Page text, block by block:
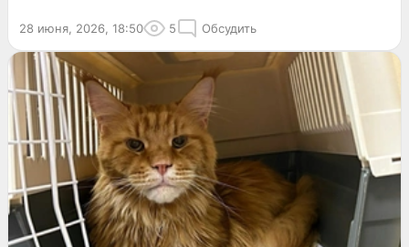
28 июня, 2026, 18:50 5 Обсудить